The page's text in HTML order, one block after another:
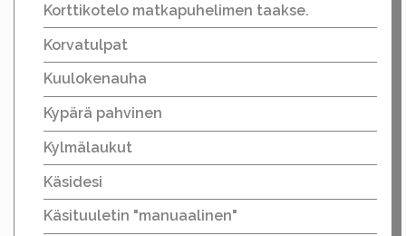
Korttikotelo matkapuhelimen taakse.
Korvatulpat
Kuulokenauha
Kypärä pahvinen
Kylmälaukut
Käsidesi
Käsituuletin "manuaalinen"